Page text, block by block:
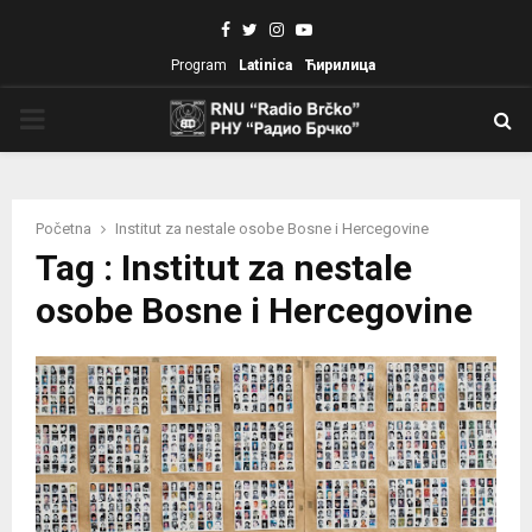
Facebook
TwitterInstagram
Youtube
Program Latinica Ћирилица
Početna Institut za nestale osobe Bosne i Hercegovine
Tag : Institut za nestale
osobe Bosne i Hercegovine